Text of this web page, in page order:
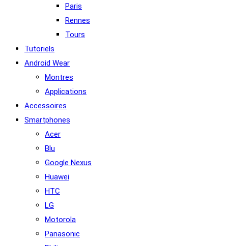
Paris
Rennes
Tours
Tutoriels
Android Wear
Montres
Applications
Accessoires
Smartphones
Acer
Blu
Google Nexus
Huawei
HTC
LG
Motorola
Panasonic